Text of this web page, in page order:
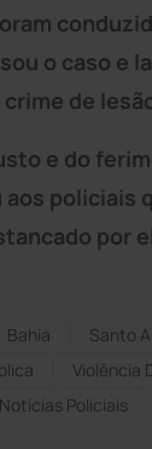
o caso e
crime de
e do
aos policiais
por
Bahia Santo
Violência
Notícias Policiais